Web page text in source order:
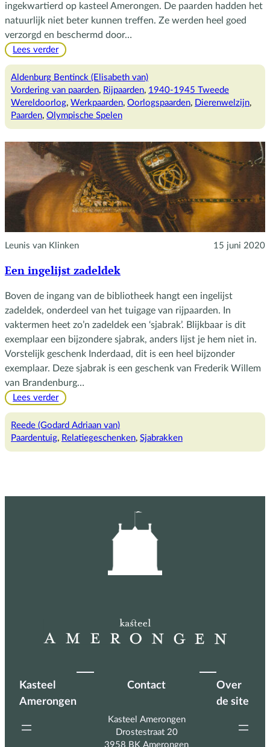
ingekwartierd op kasteel Amerongen. De paarden hadden het
natuurlijk niet beter kunnen treffen. Ze werden heel goed
verzorgd en beschermd door…
Lees verder:
en
de
paarden
in
Aldenburg Bentinck (Elisabeth van)
Vordering van paarden, Rijpaarden, 1940-1945 Tweede
Wereldoorlog, Werkpaarden, Oorlogspaarden, Dierenwelzijn
Paarden, Olympische Spelen
Leunis van Klinken 15 juni 2020
Een ingelijst zadeldek
Boven de ingang van de bibliotheek hangt een ingelijst
zadeldek, onderdeel van het tuigage van rijpaarden. In
vaktermen heet zo’n zadeldek een ‘sjabrak’. Blijkbaar is dit
exemplaar een bijzondere sjabrak, anders lijst je hem niet in.
Vorstelijk geschenk Inderdaad, dit is een heel bijzonder
exemplaar. Deze sjabrak is een geschenk van Frederik Willem
van Brandenburg…
Lees verder:
ingelijst
zadeldek
Reede (Godard Adriaan van)
Paardentuig, Relatiegeschenken, Sjabrakken
Kasteel
Amerongen
Contact
Kasteel Amerongen
Drostestraat 20
3958 BK Amerongen
Over
de site